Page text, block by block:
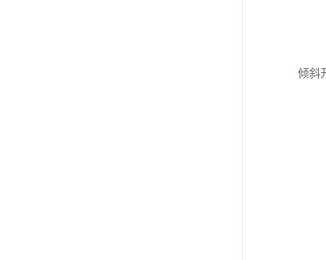
倾斜